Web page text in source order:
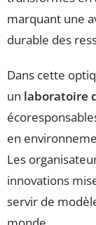
marquant une
durable des
Dans cette
un laboratoire
en
Les
innovations
servir de